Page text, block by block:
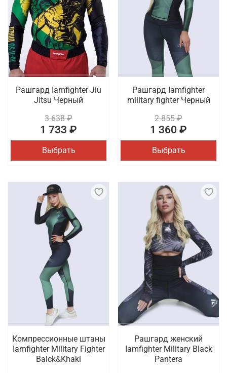
Рашгард Iamfighter Jiu
Jitsu Черный
3 638 ₽
1 733 ₽
Выбрать
Рашгард Iamfighter
military fighter Черный
2 855 ₽
1 360 ₽
Выбрать
Компрессионные штаны
Iamfighter Military Fighter
Balck&Khaki
Рашгард женский
Iamfighter Military Black
Pantera